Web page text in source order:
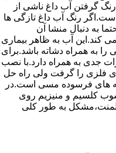
گرفتن آب داغ ناشی از
رنگ آب داغ تازگی ها
به دنبال منشا آن
کند.این آب به ظاهر بیماری
به همراه دشاته باشد.برای
جدی به همراه دارد.با نصب
فلزی را گرفت ولی راه حل
های فرسوده مسی است.در
کلسیم و منیزیم روی
به طور کلی